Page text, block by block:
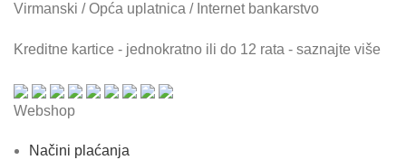
Virmanski / Opća uplatnica / Internet bankarstvo
Kreditne kartice - jednokratno ili do 12 rata - saznajte više
Webshop
Načini plaćanja